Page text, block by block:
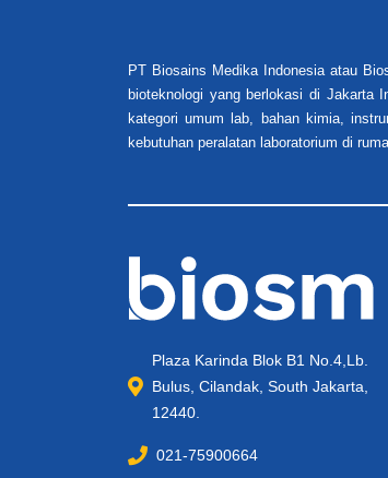
PT Biosains Medika Indonesia atau
bioteknologi yang berlokasi di Jakarta
kategori umum lab, bahan kimia,
kebutuhan peralatan laboratorium di
Plaza Karinda Blok B1 No.4,Lb.
Bulus, Cilandak, South Jakarta,
12440.
021-75900664